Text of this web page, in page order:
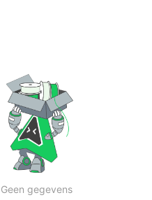
Geen gegevens